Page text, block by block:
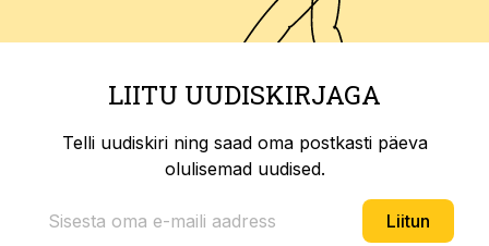
LIITU UUDISKIRJAGA
Telli uudiskiri ning saad oma postkasti päeva
olulisemad uudised.
Liitun